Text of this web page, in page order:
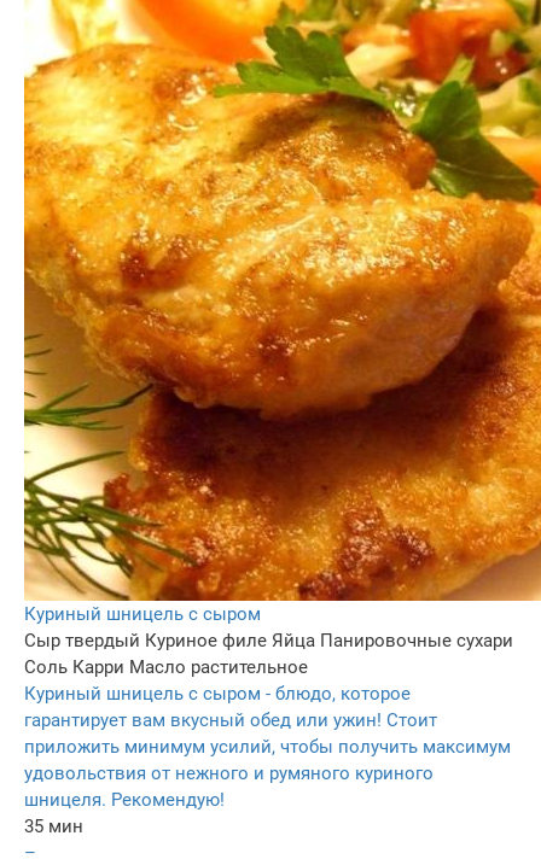
Куриный шницель с сыром
Сыр твердый Куриное филе Яйца Панировочные сухари
Соль Карри Масло растительное
Куриный шницель с сыром - блюдо, которое
гарантирует вам вкусный обед или ужин! Стоит
приложить минимум усилий, чтобы получить максимум
удовольствия от нежного и румяного куриного
шницеля. Рекомендую!
35 мин
–